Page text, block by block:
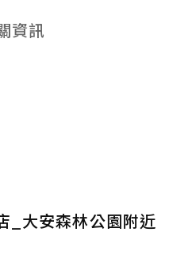
資訊
_大安森林公園附近